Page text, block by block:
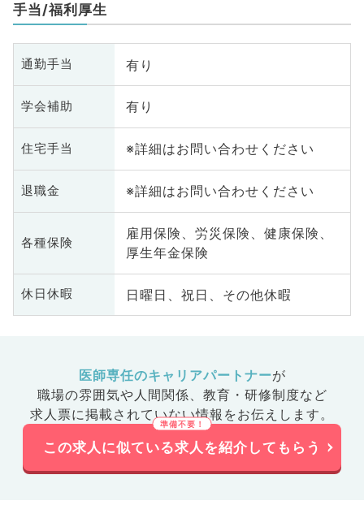
手当/福利厚生
通勤手当 有り
学会補助 有り
住宅手当 ※詳細はお問い合わせください
退職金 ※詳細はお問い合わせください
各種保険
雇用保険、労災保険、健康保険、
厚生年金保険
休日休暇 日曜日、祝日、その他休暇
医師専任のキャリアパートナーが
職場の雰囲気や人間関係、 教育・研修制度など
求人票に掲載されていない情報をお伝えします。
この求人に似ている求人を紹介してもらう